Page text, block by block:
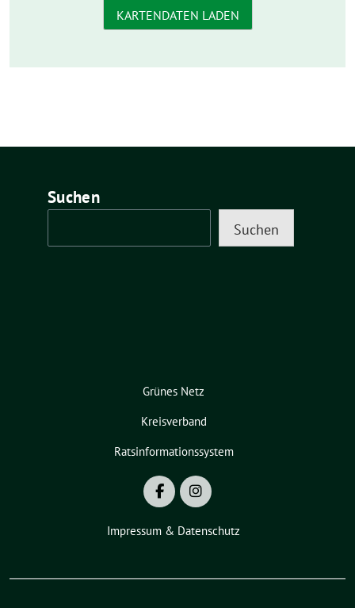
KARTENDATEN LADEN
Suchen
Suchen
Grünes Netz
Kreisverband
Ratsinformationssystem
Impressum & Datenschutz